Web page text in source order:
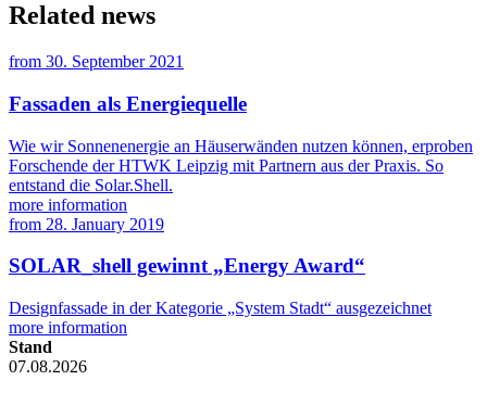
Related news
from 30. September 2021
Fassaden als Energiequelle
Wie wir Sonnenenergie an Häuserwänden nutzen können, erproben
Forschende der HTWK Leipzig mit Partnern aus der Praxis. So
entstand die Solar.Shell.
more information
from 28. January 2019
SOLAR_shell gewinnt „Energy Award“
Designfassade in der Kategorie „System Stadt“ ausgezeichnet
more information
Stand
07.08.2026